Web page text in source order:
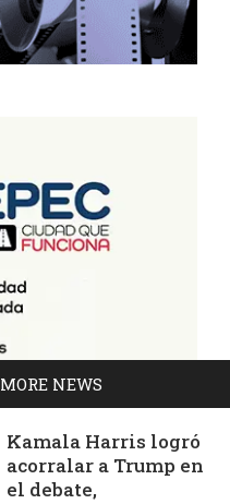
MORE NEWS
Kamala Harris logró
acorralar a Trump en
el debate,